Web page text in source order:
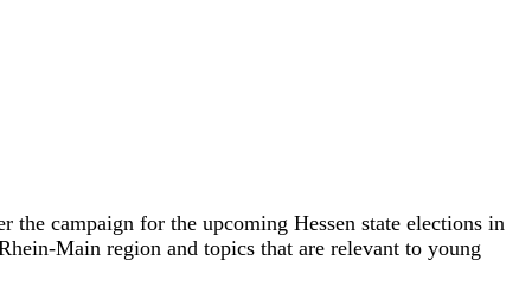
campaign for the upcoming Hessen state elections in
Main region and topics that are relevant to young